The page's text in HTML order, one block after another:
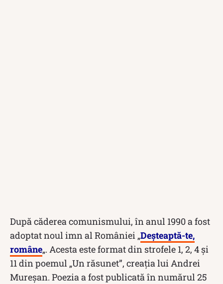
După căderea comunismului, în anul 1990 a fost
adoptat noul imn al României „Deșteaptă-te,
române„. Acesta este format din strofele 1, 2, 4 și
11 din poemul „Un răsunet”, creația lui Andrei
Mureșan. Poezia a fost publicată în numărul 25